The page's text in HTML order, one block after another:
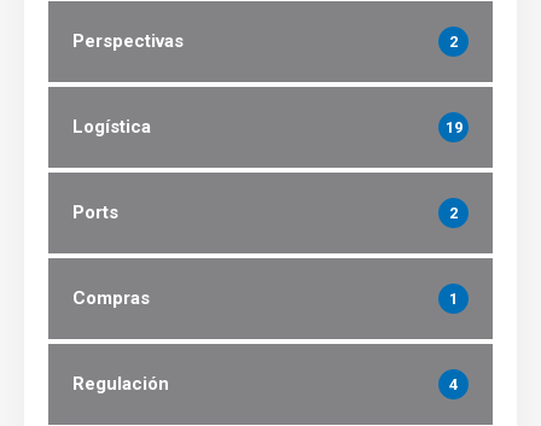
Perspectivas 2
Logística 19
Ports 2
Compras 1
Regulación 4